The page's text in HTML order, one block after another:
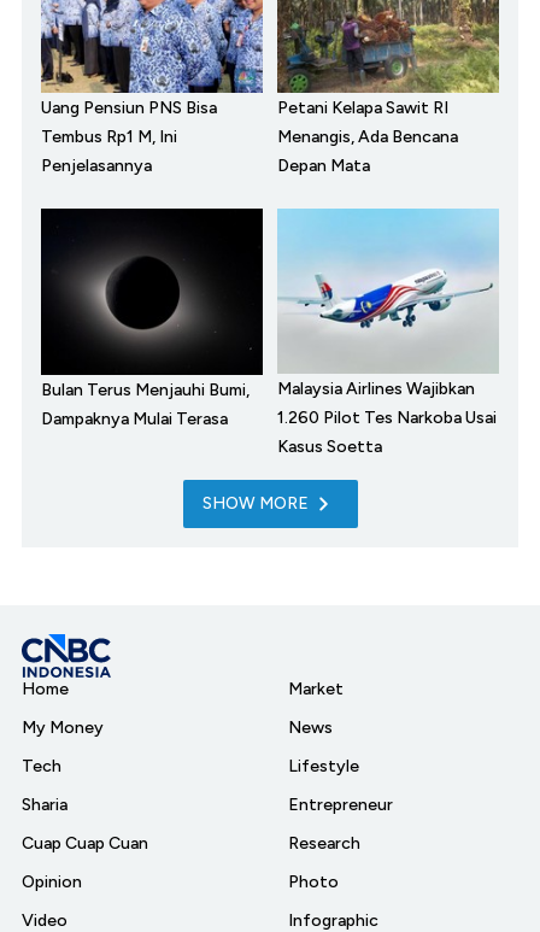
Uang Pensiun PNS Bisa
Tembus Rp1 M, Ini
Penjelasannya
Petani Kelapa Sawit RI
Menangis, Ada Bencana
Depan Mata
Bulan Terus Menjauhi Bumi,
Dampaknya Mulai Terasa
Malaysia Airlines Wajibkan
1.260 Pilot Tes Narkoba Usai
Kasus Soetta
SHOW MORE
Home
My Money
Tech
Sharia
Cuap Cuap Cuan
Opinion
Video
Market
News
Lifestyle
Entrepreneur
Research
Photo
Infographic